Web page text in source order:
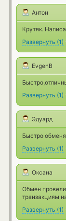
Антон
Крутяк.
Развернуть (1)
EvgenB
Развернуть (1)
Эдуард
Быстро
Развернуть (1)
Оксана
Обмен
транзакциям
Развернуть (1)